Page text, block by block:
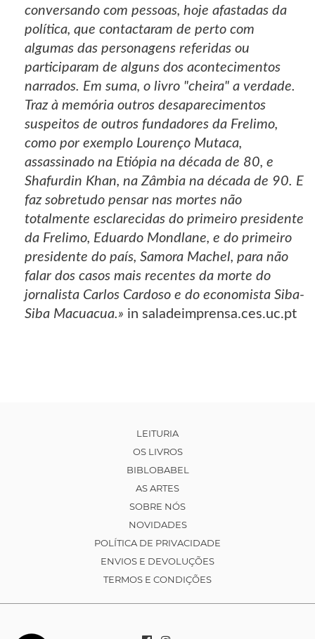
conversando com pessoas, hoje afastadas da
política, que contactaram de perto com
algumas das personagens referidas ou
participaram de alguns dos acontecimentos
narrados. Em suma, o livro "cheira" a verdade.
Traz à memória outros desaparecimentos
suspeitos de outros fundadores da Frelimo,
como por exemplo Lourenço Mutaca,
assassinado na Etiópia na década de 80, e
Shafurdin Khan, na Zâmbia na década de 90. E
faz sobretudo pensar nas mortes não
totalmente esclarecidas do primeiro presidente
da Frelimo, Eduardo Mondlane, e do primeiro
presidente do país, Samora Machel, para não
falar dos casos mais recentes da morte do
jornalista Carlos Cardoso e do economista Siba-
Siba Macuacua.» in saladeimprensa.ces.uc.pt
LEITURIA
OS LIVROS
BIBLOBABEL
AS ARTES
SOBRE NÓS
NOVIDADES
POLÍTICA DE PRIVACIDADE
ENVIOS E DEVOLUÇÕES
TERMOS E CONDIÇÕES